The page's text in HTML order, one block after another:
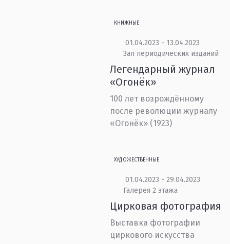
КНИЖНЫЕ
01.04.2023 - 13.04.2023
Зал периодических изданий
Легендарный журнал
«Огонёк»
100 лет возрождённому
после революции журналу
«Огонёк» (1923)
ХУДОЖЕСТВЕННЫЕ
01.04.2023 - 29.04.2023
Галерея 2 этажа
Цирковая фотография
Выставка фотографии
циркового искусства